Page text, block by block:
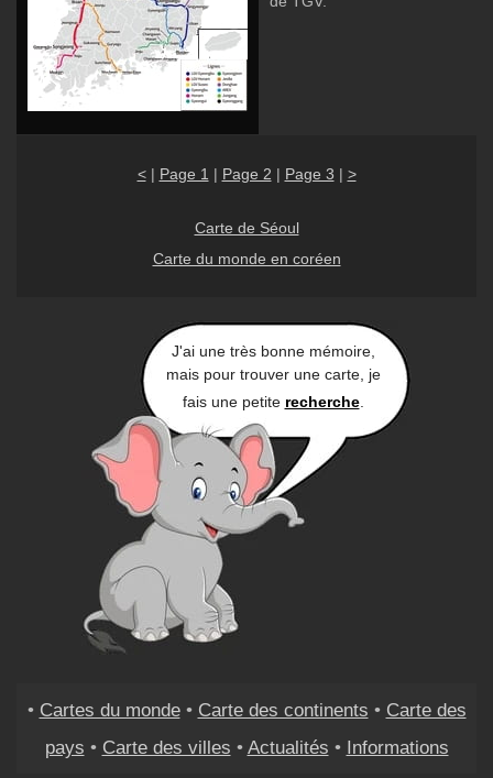
<| Page 1 | Page 2 | Page 3 | >
Carte de Séoul
Carte du monde en coréen
J'ai une très bonne mémoire,
mais pour trouver une carte, je
fais une petite recherche.
• Cartes du monde• Carte des continents • Carte des
pays • Carte des villes • Actualités • Informations